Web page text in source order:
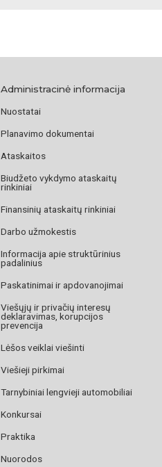
Administracinė informacija
Nuostatai
Planavimo dokumentai
Ataskaitos
Biudžeto vykdymo ataskaitų
rinkiniai
Finansinių ataskaitų rinkiniai
Darbo užmokestis
Informacija apie struktūrinius
padalinius
Paskatinimai ir apdovanojimai
Viešųjų ir privačių interesų
deklaravimas, korupcijos
prevencija
Lėšos veiklai viešinti
Viešieji pirkimai
Tarnybiniai lengvieji automobiliai
Konkursai
Praktika
Nuorodos